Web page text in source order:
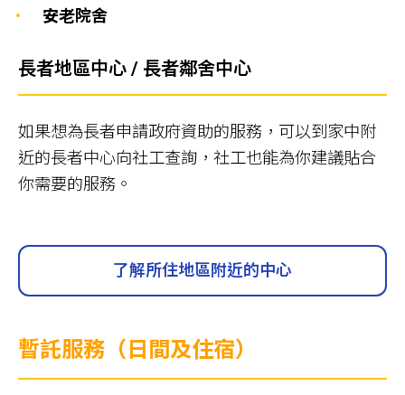
安老院舍
長者地區中心 / 長者鄰舍中心
如果想為長者申請政府資助的服務，可以到家中附
近的長者中心向社工查詢，社工也能為你建議貼合
你需要的服務。
了解所住地區附近的中心
暫託服務（日間及住宿）